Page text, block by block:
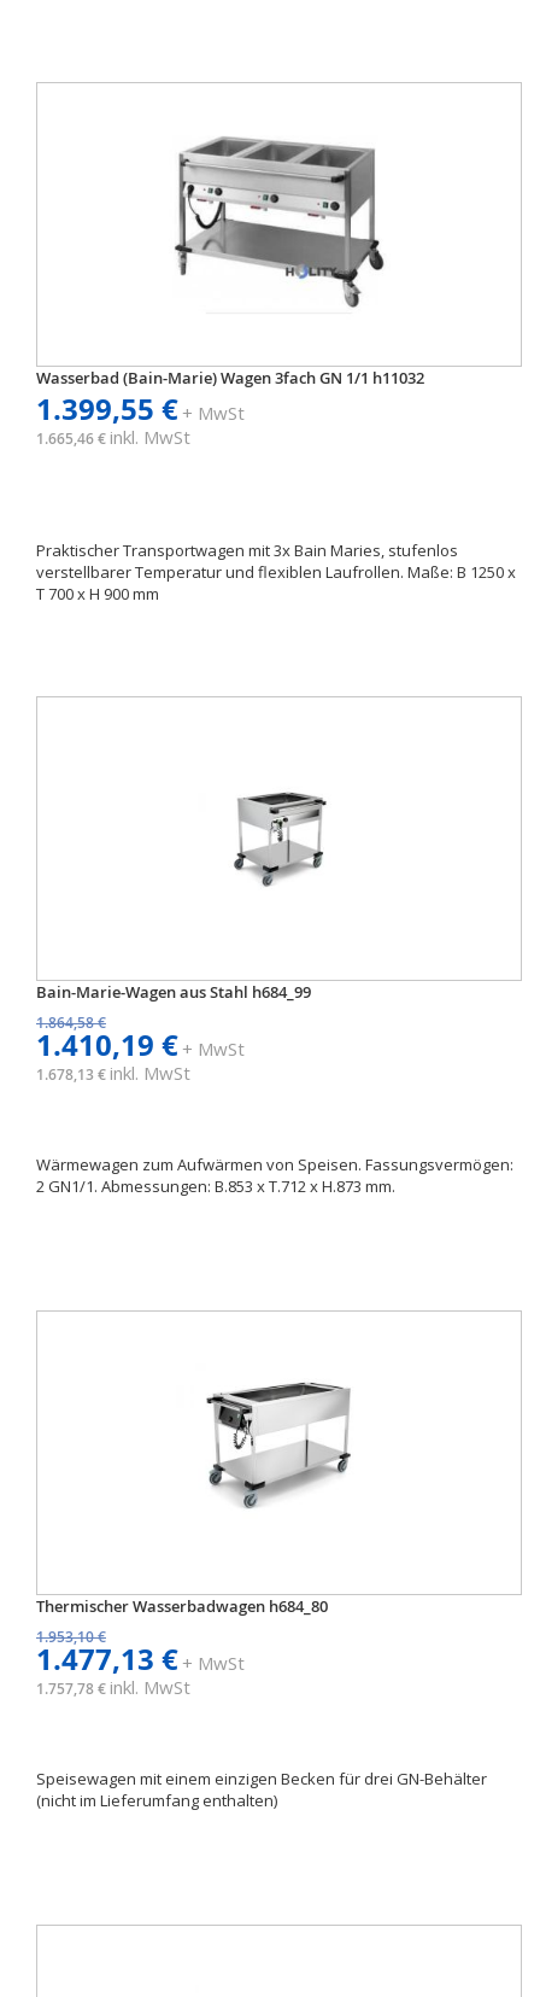
Wasserbad (Bain-Marie) Wagen 3fach GN 1/1 h11032
1.399,55 €+ MwSt
1.665,46 € inkl. MwSt
Praktischer Transportwagen mit 3x Bain Maries, stufenlos
verstellbarer Temperatur und flexiblen Laufrollen. Maße: B 1250 x
T 700 x H 900 mm
Bain-Marie-Wagen aus Stahl h684_99
1.864,58 €
1.410,19 €+ MwSt
1.678,13 € inkl. MwSt
Wärmewagen zum Aufwärmen von Speisen. Fassungsvermögen:
2 GN1/1. Abmessungen: B.853 x T.712 x H.873 mm.
Thermischer Wasserbadwagen h684_80
1.953,10 €
1.477,13 €+ MwSt
1.757,78 € inkl. MwSt
Speisewagen mit einem einzigen Becken für drei GN-Behälter
(nicht im Lieferumfang enthalten)